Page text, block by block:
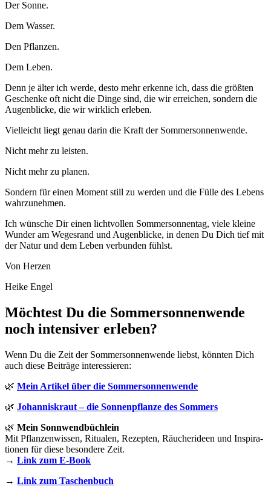
Der Son­ne.
Dem Was­ser.
Den Pflan­zen.
Dem Leben.
Denn je älter ich wer­de, des­to mehr erken­ne ich, dass die größ­ten
Geschen­ke oft nicht die Din­ge sind, die wir errei­chen, son­dern die
Augen­bli­cke, die wir wirk­lich erleben.
Viel­leicht liegt genau dar­in die Kraft der Sommersonnenwende.
Nicht mehr zu leisten.
Nicht mehr zu planen.
Son­dern für einen Moment still zu wer­den und die Fül­le des Lebens
wahrzunehmen.
Ich wün­sche Dir einen licht­vol­len Som­mer­son­nen­tag, vie­le klei­ne
Wun­der am Weges­rand und Augen­bli­cke, in denen Du Dich tief mit
der Natur und dem Leben ver­bun­den fühlst.
Von Her­zen
Hei­ke Engel
Möchtest Du die Sommersonnenwende
noch intensiver erleben?
Wenn Du die Zeit der Som­mer­son­nen­wen­de liebst, könn­ten Dich
auch die­se Bei­trä­ge interessieren:
🌿 Mein Arti­kel über die Sommersonnenwende
🌿 Johan­nis­kraut – die Son­nen­pflan­ze des Sommers
🌿 Mein Sonn­wend­büch­lein
Mit Pflan­zen­wis­sen, Ritua­len, Rezep­ten, Räu­cher­ideen und Inspi­ra­
tio­nen für die­se beson­de­re Zeit.
→ Link zum E‑Book
→ Link zum Taschenbuch